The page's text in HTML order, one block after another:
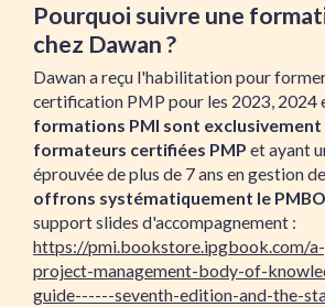
Pourquoi suivre une
chez Dawan ?
Dawan a reçu l'habilitation pour
certification PMP pour les 2023, 2024
formations PMI sont exclusivement
formateurs certifiées PMP et ayant
éprouvée de plus de 7 ans en gestion
offrons systématiquement le
support slides d'accompagnement :
https://pmi.bookstore.ipgbook.com/
project-management-body-of-
guide------seventh-edition-and-the-